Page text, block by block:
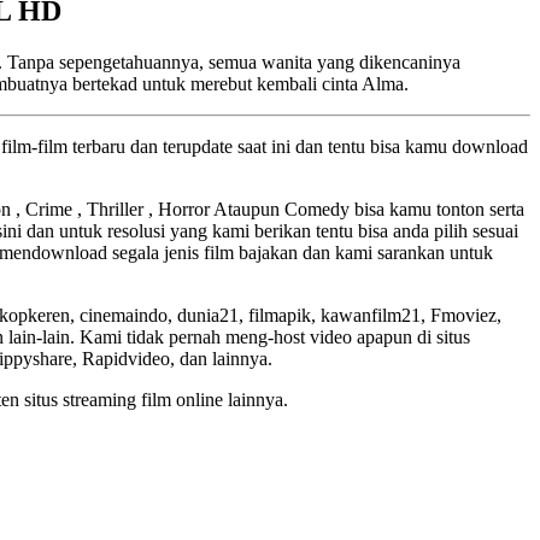
HD
sepengetahuannya, semua wanita yang dikencaninya
bertekad untuk merebut kembali cinta Alma.
film terbaru dan terupdate saat ini dan tentu bisa kamu download
, Crime , Thriller , Horror Ataupun Comedy bisa kamu tonton serta
dan untuk resolusi yang kami berikan tentu bisa anda pilih sesuai
segala jenis film bajakan dan kami sarankan untuk
cinemaindo, dunia21, filmapik, kawanfilm21, Fmoviez,
lain. Kami tidak pernah meng-host video apapun di situs
Rapidvideo, dan lainnya.
situs streaming film online lainnya.